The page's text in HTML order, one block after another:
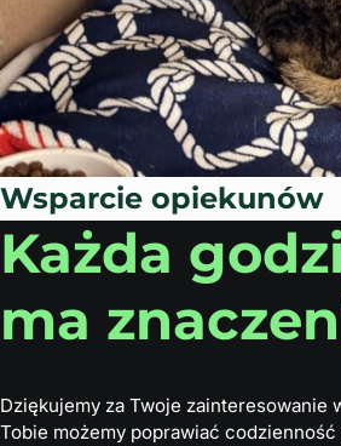
Wsparcie opiekunów
Każda
ma
Dziękujemy za Twoje
Tobie możemy poprawiać